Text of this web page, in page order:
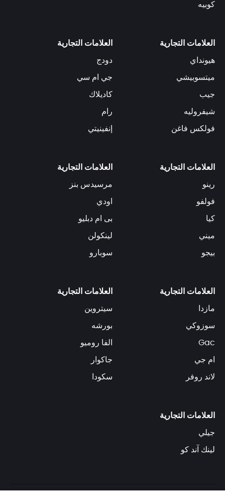
كوبيه
العلامات التجارية
هيونداي
ميتسوبيشي
جيب
شيفروليه
فولكس فاغن
العلامات التجارية
دودج
جي ام سي
كاديلاك
رام
إنفينيتي
العلامات التجارية
رينو
فولفو
كيا
ميني
بيجو
العلامات التجارية
مرسيدس بنز
اودي
بى ام دبليو
لينكولن
سوبارو
العلامات التجارية
مازدا
سوزوكي
Gac
ام جي
لاند روفر
العلامات التجارية
سيتروين
بورشه
الفا روميو
جاكوار
سكودا
العلامات التجارية
جيلي
لينك آند كو